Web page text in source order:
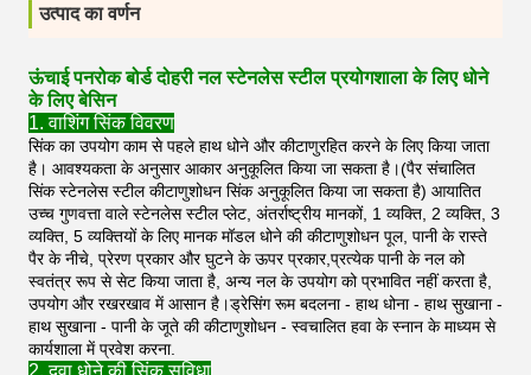
उत्पाद का वर्णन
ऊंचाई पनरोक बोर्ड दोहरी नल स्टेनलेस स्टील प्रयोगशाला के लिए धोने
के लिए बेसिन
1. वाशिंग सिंक विवरण
सिंक का उपयोग काम से पहले हाथ धोने और कीटाणुरहित करने के लिए किया जाता
है। आवश्यकता के अनुसार आकार अनुकूलित किया जा सकता है।(पैर संचालित
सिंक स्टेनलेस स्टील कीटाणुशोधन सिंक अनुकूलित किया जा सकता है) आयातित
उच्च गुणवत्ता वाले स्टेनलेस स्टील प्लेट, अंतर्राष्ट्रीय मानकों, 1 व्यक्ति, 2 व्यक्ति, 3
व्यक्ति, 5 व्यक्तियों के लिए मानक मॉडल धोने की कीटाणुशोधन पूल, पानी के रास्ते
पैर के नीचे, प्रेरण प्रकार और घुटने के ऊपर प्रकार,प्रत्येक पानी के नल को
स्वतंत्र रूप से सेट किया जाता है, अन्य नल के उपयोग को प्रभावित नहीं करता है,
उपयोग और रखरखाव में आसान है।ड्रेसिंग रूम बदलना - हाथ धोना - हाथ सुखाना -
हाथ सुखाना - पानी के जूते की कीटाणुशोधन - स्वचालित हवा के स्नान के माध्यम से
कार्यशाला में प्रवेश करना.